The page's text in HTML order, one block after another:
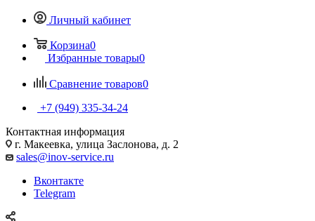
Личный кабинет
Корзина0
Избранные товары0
Сравнение товаров0
+7 (949) 335-34-24
Контактная информация
г. Макеевка, улица Заслонова, д. 2
sales@inov-service.ru
Вконтакте
Telegram